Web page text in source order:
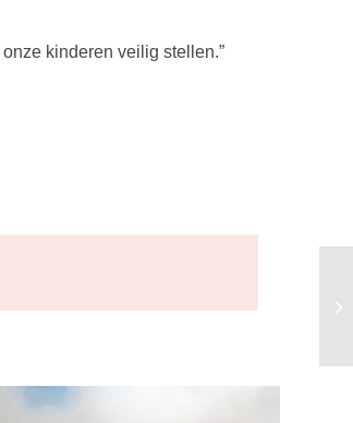
kinderen veilig stellen.”